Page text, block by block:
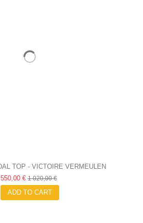
TOP - VICTOIRE VERMEULEN
550,00 €1 020,00 €
ADD TO CART